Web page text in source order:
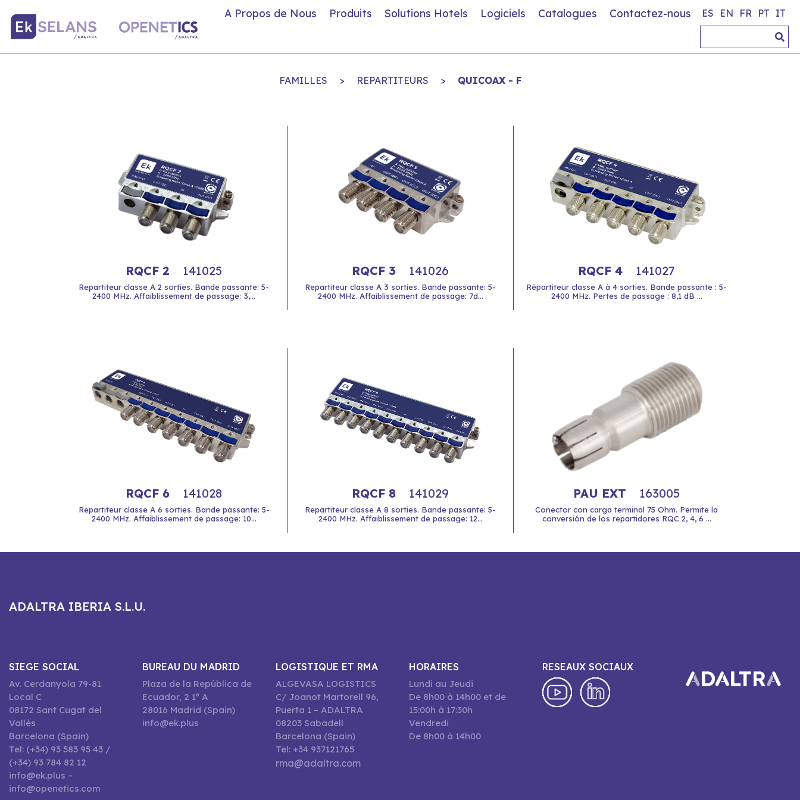
A Propos de Nous Produits Solutions Hotels Logiciels Catalogues Contactez-nous ES EN FR PT IT
FAMILLES > REPARTITEURS > QUICOAX - F
RQCF 2 141025
Repartiteur classe A 2 sorties. Bande passante: 5-
2400 MHz. Affaiblissement de passage: 3,...
RQCF 3 141026
Repartiteur classe A 3 sorties. Bande passante: 5-
2400 MHz. Affaiblissement de passage: 7d...
RQCF 4 141027
Répartiteur classe A à 4 sorties. Bande passante : 5-
2400 MHz. Pertes de passage : 8,1 dB ...
RQCF 6 141028
Repartiteur classe A 6 sorties. Bande passante: 5-
2400 MHz. Affaiblissement de passage: 10...
RQCF 8 141029
Repartiteur classe A 8 sorties. Bande passante: 5-
2400 MHz. Affaiblissement de passage: 12...
PAU EXT 163005
Conector con carga terminal 75 Ohm. Permite la
conversión de los repartidores RQC 2, 4, 6 ...
ADALTRA IBERIA S.L.U.
SIEGE SOCIAL
Av. Cerdanyola 79-81
Local C
08172 Sant Cugat del
Vallès
Barcelona (Spain)
Tel: (+34) 93 583 95 43 /
(+34) 93 784 82 12
info@ek.plus –
info@openetics.com
BUREAU DU MADRID
Plaza de la República de
Ecuador, 2 1º A
28016 Madrid (Spain)
info@ek.plus
LOGISTIQUE ET RMA
ALGEVASA LOGISTICS
C/ Joanot Martorell 96,
Puerta 1 – ADALTRA
08203 Sabadell
Barcelona (Spain)
Tel: +34 937121765
rma@adaltra.com
HORAIRES
Lundi au Jeudi
De 8h00 à 14h00 et de
15:00h à 17:30h
Vendredi
De 8h00 à 14h00
RESEAUX SOCIAUX